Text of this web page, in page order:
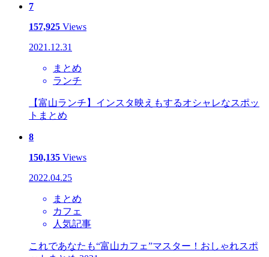
7
157,925 Views
2021.12.31
まとめ
ランチ
【富山ランチ】インスタ映えもするオシャレなスポッ
トまとめ
8
150,135 Views
2022.04.25
まとめ
カフェ
人気記事
これであなたも“富山カフェ”マスター！おしゃれスポ